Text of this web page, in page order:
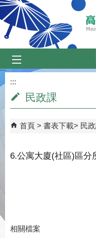
跳到主要內容區塊
:::
:::
民政課
首頁 書表下載 民
6.公寓大廈(社區)區分
相關檔案